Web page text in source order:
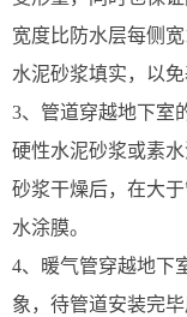
宽度比防水层每侧
水泥砂浆填实，以
3、管道穿越地下室
硬性水泥砂浆或素
砂浆干燥后，在大
水涂膜。
4、暖气管穿越地下
象，待管道安装完